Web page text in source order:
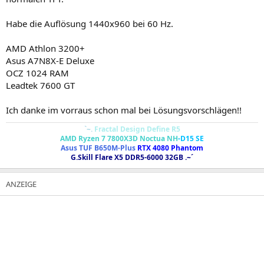
Habe die Auflösung 1440x960 bei 60 Hz.
AMD Athlon 3200+
Asus A7N8X-E Deluxe
OCZ 1024 RAM
Leadtek 7600 GT
Ich danke im vorraus schon mal bei Lösungsvorschlägen!!
`~. Fractal Design Define R5
AMD Ryzen 7 7800X3D Noctua NH-D15 SE
Asus TUF B650M-Plus RTX 4080 Phantom
G.Skill Flare X5 DDR5-6000 32GB.~´